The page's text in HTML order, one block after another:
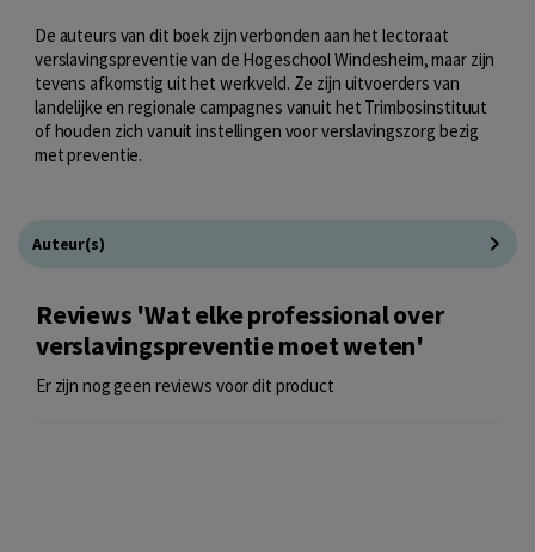
De auteurs van dit boek zijn verbonden aan het lectoraat
verslavingspreventie van de Hogeschool Windesheim, maar zijn
tevens afkomstig uit het werkveld. Ze zijn uitvoerders van
landelijke en regionale campagnes vanuit het Trimbosinstituut
of houden zich vanuit instellingen voor verslavingszorg bezig
met preventie.
Auteur(s)
Reviews 'Wat elke professional over
verslavingspreventie moet weten'
Er zijn nog geen reviews voor dit product